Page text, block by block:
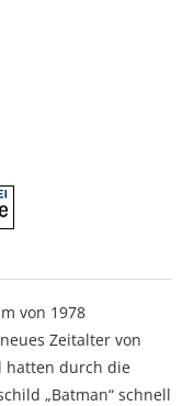
von 1978
Zeitalter von
hatten durch die
„Batman“ schnell